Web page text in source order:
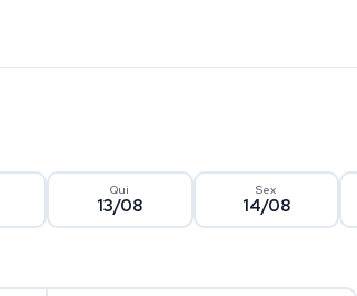
Qui
13/08
Sex
14/08